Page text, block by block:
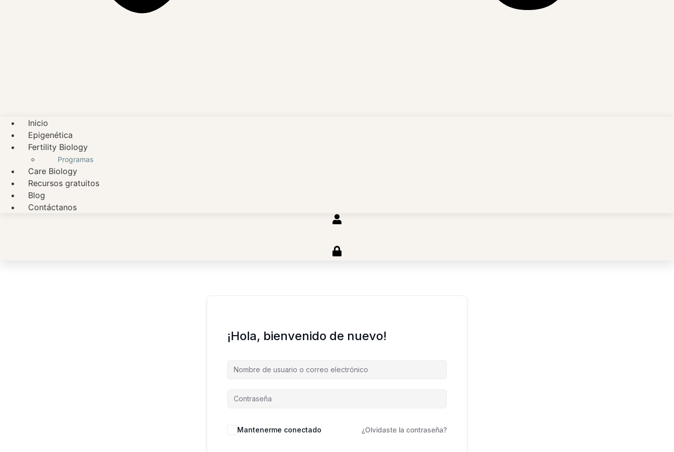
Inicio
Epigenética
Fertility Biology
Programas
Care Biology
Recursos gratuitos
Blog
Contáctanos
¡Hola, bienvenido de nuevo!
Mantenerme conectado ¿Olvidaste la contraseña?